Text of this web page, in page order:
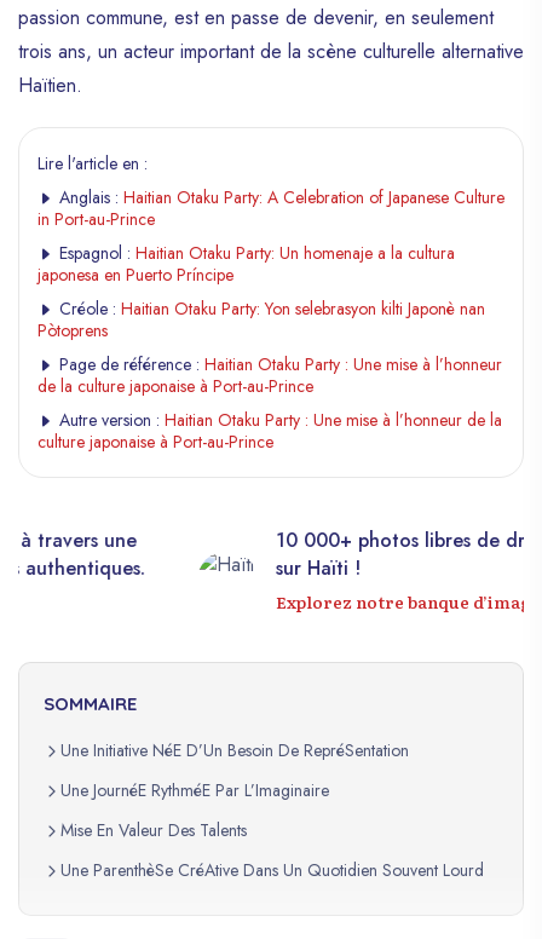
passion commune, est en passe de devenir, en seulement
trois ans, un acteur important de la scène culturelle alternative
Haïtien.
Lire l'article en :
Anglais : Haitian Otaku Party: A Celebration of Japanese Culture
in Port-au-Prince
Espagnol : Haitian Otaku Party: Un homenaje a la cultura
japonesa en Puerto Príncipe
Créole : Haitian Otaku Party: Yon selebrasyon kilti Japonè nan
Pòtoprens
Page de référence : Haitian Otaku Party : Une mise à l’honneur
de la culture japonaise à Port-au-Prince
Autre version : Haitian Otaku Party : Une mise à l’honneur de la
culture japonaise à Port-au-Prince
10 000+ photos libres de droits
sur Haïti !
Explorez notre banque d’images
SOMMAIRE
Une Initiative NéE D’Un Besoin De RepréSentation
Une JournéE RythméE Par L’Imaginaire
Mise En Valeur Des Talents
Une ParenthèSe CréAtive Dans Un Quotidien Souvent Lourd